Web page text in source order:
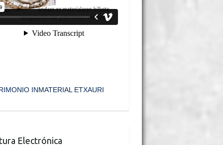
INMATERIAL ETXAURI
Electrónica